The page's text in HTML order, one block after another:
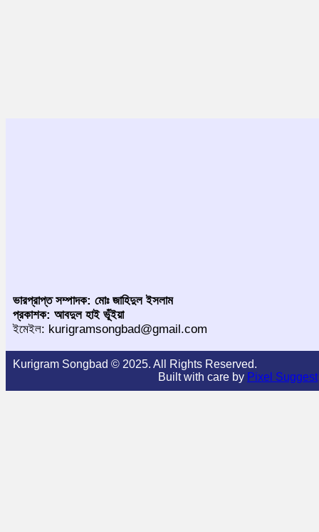
ভারপ্রাপ্ত সম্পাদক: মোঃ জাহিদুল ইসলাম
প্রকাশক: আবদুল হাই ভূঁইয়া
ইমেইল: kurigramsongbad@gmail.com
Kurigram Songbad © 2025. All Rights Reserved.
Built with care by Pixel Suggest